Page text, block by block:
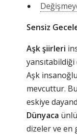
Sensiz
Aşk şiirleri
Aşk
mevcuttur.
eskiye
Dünyaca
dizeler ve en